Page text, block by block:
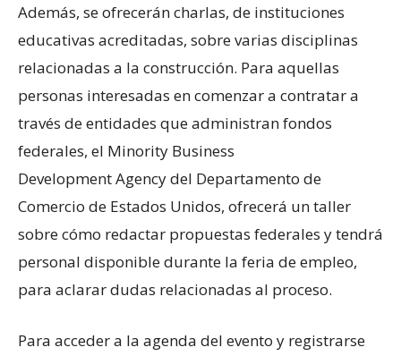
Además, se ofrecerán charlas, de instituciones
educativas acreditadas, sobre varias disciplinas
relacionadas a la construcción. Para aquellas
personas interesadas en comenzar a contratar a
través de entidades que administran fondos
federales, el Minority Business
Development Agency del Departamento de
Comercio de Estados Unidos, ofrecerá un taller
sobre cómo redactar propuestas federales y tendrá
personal disponible durante la feria de empleo,
para aclarar dudas relacionadas al proceso.
Para acceder a la agenda del evento y registrarse